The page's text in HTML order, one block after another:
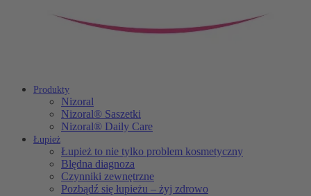
Produkty
Nizoral
Nizoral® Saszetki
Nizoral® Daily Care
Łupież
Łupież to nie tylko problem kosmetyczny
Blędna diagnoza
Czynniki zewnętrzne
Pozbądź się łupieżu – żyj zdrowo